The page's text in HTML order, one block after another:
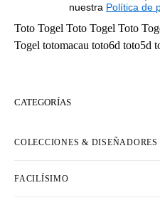
nuestra Política de
Toto Togel Toto Togel Toto
Togel totomacau toto6d toto5d
CATEGORÍAS
COLECCIONES & DISEÑADORES
FACILÍSIMO